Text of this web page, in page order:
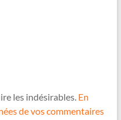
les indésirables. En
de vos commentaires